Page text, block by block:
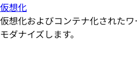
仮想化
仮想化およびコンテナ化された
モダナイズします。